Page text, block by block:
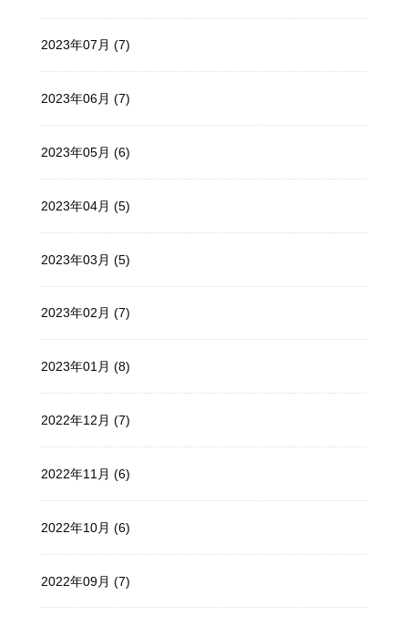
2023年07月 (7)
2023年06月 (7)
2023年05月 (6)
2023年04月 (5)
2023年03月 (5)
2023年02月 (7)
2023年01月 (8)
2022年12月 (7)
2022年11月 (6)
2022年10月 (6)
2022年09月 (7)